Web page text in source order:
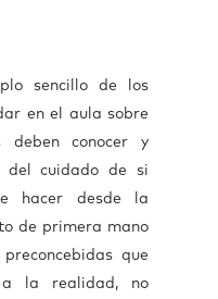
sencillo de los
en el aula sobre
deben conocer y
del cuidado de si
hacer desde la
de primera mano
que
la realidad, no